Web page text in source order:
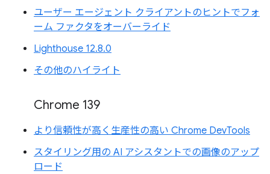
ユーザー エージェント クライアントのヒントでフォ
ーム ファクタをオーバーライド
Lighthouse 12.8.0
その他のハイライト
Chrome 139
より信頼性が高く生産性の高い Chrome DevTools
スタイリング用の AI アシスタントでの画像のアップ
ロード